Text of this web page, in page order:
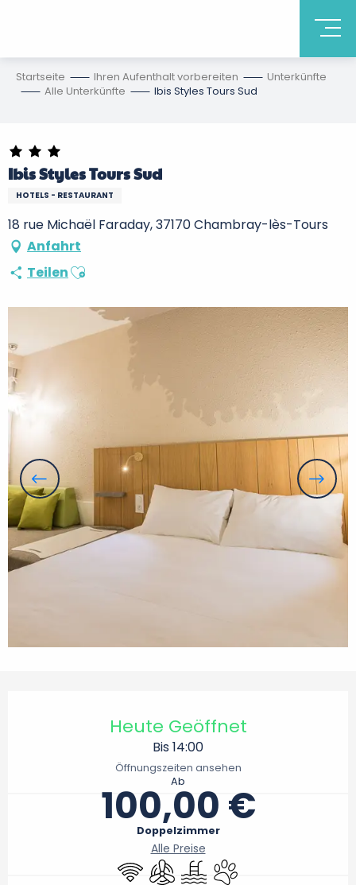
Startseite Ihren Aufenthalt vorbereiten
Unterkünfte
Alle Unterkünfte
Ibis Styles Tours Sud
Ibis Styles Tours Sud
HOTELS - RESTAURANT
18 rue Michaël Faraday, 37170 Chambray-lès-Tours
Anfahrt
TeilenAjouter aux favoris
Heute Geöffnet
Bis 14:00
Öffnungszeiten ansehen
Ab
100,00 €
Doppelzimmer
Alle Preise
Wi-Fi Klimaanlage
Schwimmbad
Tiere erlaubt